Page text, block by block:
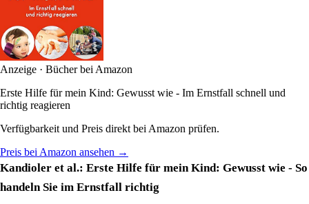
Anzeige · Bücher bei Amazon
Erste Hilfe für mein Kind: Gewusst wie - Im Ernstfall schnell und
richtig reagieren
Verfügbarkeit und Preis direkt bei Amazon prüfen.
Preis bei Amazon ansehen →
Kandioler et al.: Erste Hilfe für mein Kind: Gewusst wie - So
handeln Sie im Ernstfall richtig